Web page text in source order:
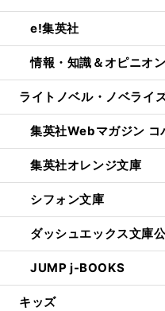
e!集英社
情報・知識＆オピニオ
ライトノベル・ノベライ
集英社Webマガジン コ
集英社オレンジ文庫
シフォン文庫
ダッシュエックス文庫
JUMP j-BOOKS
キッズ